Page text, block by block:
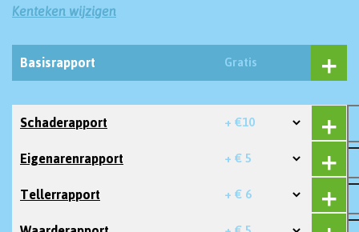
Kenteken wijzigen
Basisrapport Gratis
Schaderapport + €10
Eigenarenrapport + € 5
Tellerrapport + € 6